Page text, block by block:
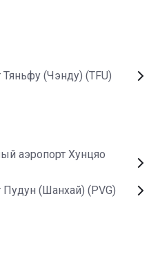
(Чэнду) (TFU)
аэропорт Хунцяо
(Шанхай) (PVG)